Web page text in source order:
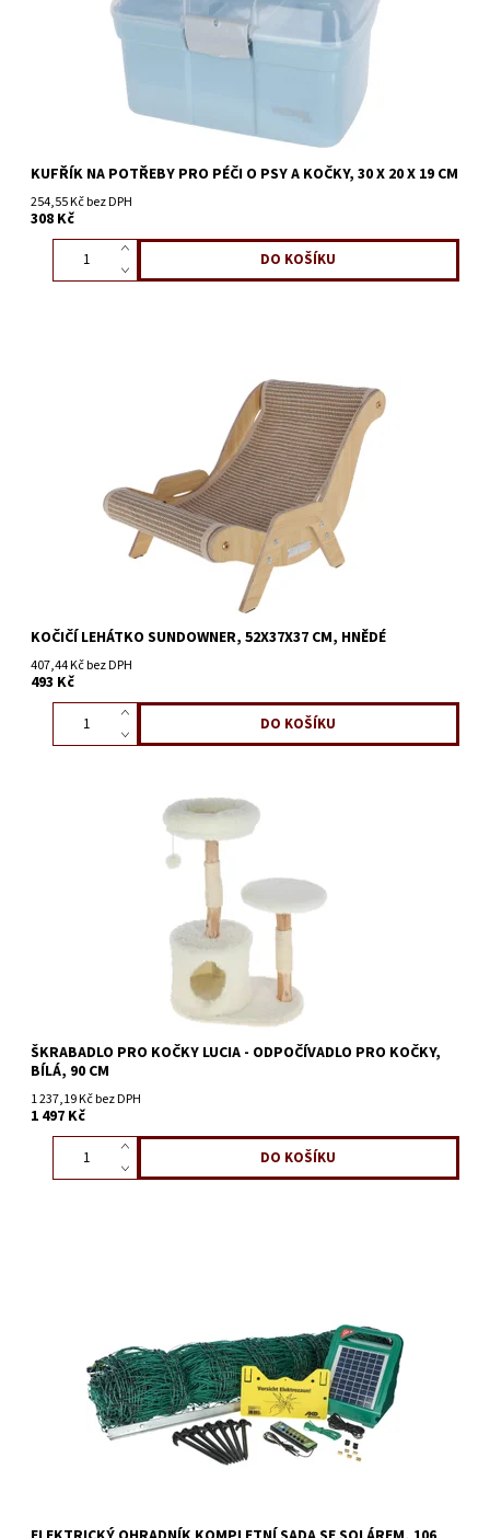
KUFŘÍK NA POTŘEBY PRO PÉČI O PSY A KOČKY, 30 X 20 X 19 CM
254,55 Kč bez DPH
308 Kč
KOČIČÍ LEHÁTKO SUNDOWNER, 52X37X37 CM, HNĚDÉ
407,44 Kč bez DPH
493 Kč
ŠKRABADLO PRO KOČKY LUCIA - ODPOČÍVADLO PRO KOČKY,
BÍLÁ, 90 CM
1 237,19 Kč bez DPH
1 497 Kč